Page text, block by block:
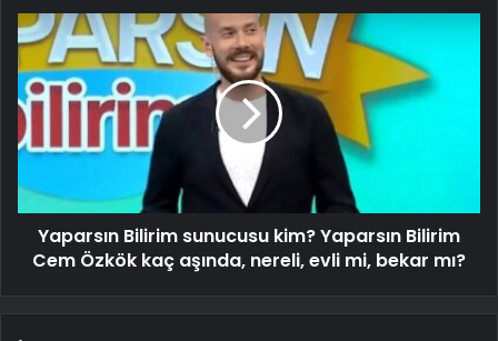
Yaparsın Bilirim sunucusu kim? Yaparsın Bilirim
Cem Özkök kaç aşında, nereli, evli mi, bekar mı?